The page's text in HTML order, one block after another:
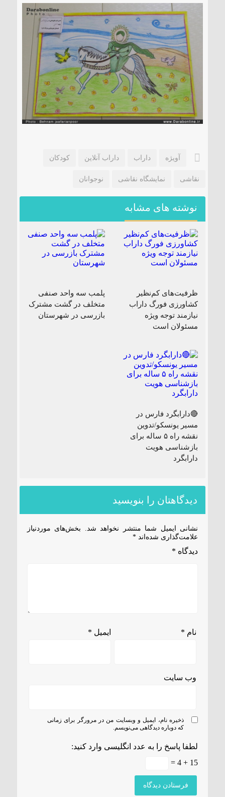
۱۸۵ مگاواتی تابان هور در داراب با حضور
فرماندار ویژه شهرستان
آویژه داراب داراب آنلاین کودکان
نقاشی نمایشگاه نقاشی نوجوانان
نوشته های مشابه
ظرفیت‌های کم‌نظیر
کشاورزی فورگ داراب
نیازمند توجه ویژه
مسئولان است
پلمب سه واحد صنفی
متخلف در گشت مشترک
بازرسی در شهرستان
🔴دارابگرد فارس در
مسیر یونسکو/تدوین
نقشه راه ۵ ساله برای
بازشناسی هویت
دارابگرد
دیدگاهتان را بنویسید
نشانی ایمیل شما منتشر نخواهد شد.
بخش‌های موردنیاز
علامت‌گذاری شده‌اند *
دیدگاه *
نام * ایمیل *
وب‌ سایت
ذخیره نام، ایمیل و وبسایت من در مرورگر برای زمانی
که دوباره دیدگاهی می‌نویسم.
لطفا پاسخ را به عدد انگلیسی وارد کنید:
15 + 4 =